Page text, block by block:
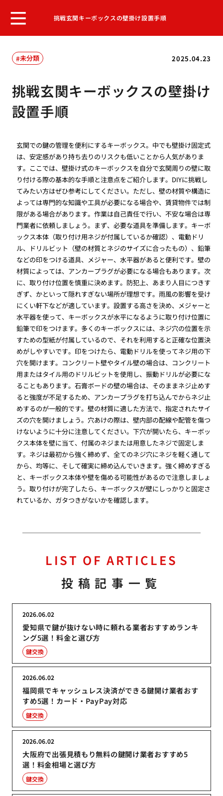
挑戦玄関キーボックスの壁掛け設置手順
2025.04.23
未分類
挑戦玄関キーボックスの壁掛け
設置手順
玄関での鍵の管理を便利にするキーボックス。中でも壁掛け固定式
は、安定感があり持ち去りのリスクも低いことから人気がありま
す。ここでは、壁掛け式のキーボックスを自分で玄関周りの壁に取
り付ける際の基本的な手順と注意点をご紹介します。DIYに挑戦し
てみたい方はぜひ参考にしてください。ただし、壁の材質や構造に
よっては専門的な知識や工具が必要になる場合や、賃貸物件では制
限がある場合があります。作業は自己責任で行い、不安な場合は専
門業者に依頼しましょう。まず、必要な道具を準備します。キーボ
ックス本体（取り付け用ネジが付属しているか確認）、電動ドリ
ル、ドリルビット（壁の材質とネジのサイズに合ったもの）、鉛筆
などの印をつける道具、メジャー、水平器があると便利です。壁の
材質によっては、アンカープラグが必要になる場合もあります。次
に、取り付け位置を慎重に決めます。防犯上、あまり人目につきす
ぎず、かといって隠れすぎない場所が理想です。雨風の影響を受け
にくい軒下などが適しています。設置する高さを決め、メジャーと
水平器を使って、キーボックスが水平になるように取り付け位置に
鉛筆で印をつけます。多くのキーボックスには、ネジ穴の位置を示
すための型紙が付属しているので、それを利用すると正確な位置決
めがしやすいです。印をつけたら、電動ドリルを使ってネジ用の下
穴を開けます。コンクリート壁やタイル壁の場合は、コンクリート
用またはタイル用のドリルビットを使用し、振動ドリルが必要にな
ることもあります。石膏ボードの壁の場合は、そのままネジ止めす
ると強度が不足するため、アンカープラグを打ち込んでからネジ止
めするのが一般的です。壁の材質に適した方法で、指定されたサイ
ズの穴を開けましょう。穴あけの際は、壁内部の配線や配管を傷つ
けないように十分に注意してください。下穴が開いたら、キーボッ
クス本体を壁に当て、付属のネジまたは用意したネジで固定しま
す。ネジは最初から強く締めず、全てのネジ穴にネジを軽く通して
から、均等に、そして確実に締め込んでいきます。強く締めすぎる
と、キーボックス本体や壁を傷める可能性があるので注意しましょ
う。取り付けが完了したら、キーボックスが壁にしっかりと固定さ
れているか、ガタつきがないかを確認します。
LIST OF ARTICLES
投稿記事一覧
愛知県で鍵が抜けない時に頼れる業者おすすめランキ
ング5選！料金と選び方
2026.06.02
鍵交換
福岡県でキャッシュレス決済ができる鍵開け業者おす
すめ5選！カード・PayPay対応
2026.06.02
鍵交換
大阪府で出張見積もり無料の鍵開け業者おすすめ5
選！料金相場と選び方
2026.06.02
鍵交換